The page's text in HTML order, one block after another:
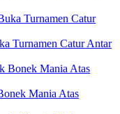
Turnamen Catur Antar
Mania Atas